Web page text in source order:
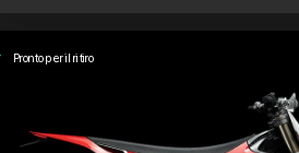
Pronto per il ritiro